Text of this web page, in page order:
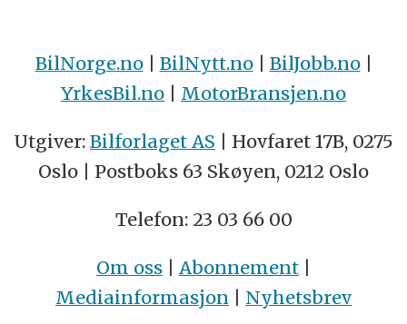
BilNorge.no| BilNytt.no| BilJobb.no|
YrkesBil.no | MotorBransjen.no
Utgiver: Bilforlaget AS | Hovfaret 17B, 0275
Oslo | Postboks 63 Skøyen, 0212 Oslo
Telefon: 23 03 66 00
Om oss | Abonnement |
Mediainformasjon | Nyhetsbrev